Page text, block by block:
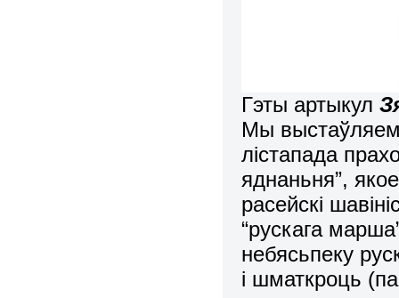
Гэты артыкул
Мы выстаўляем
лістапада
яднаньня”,
расейскі
“рускага
небясьпеку
і шматкроць